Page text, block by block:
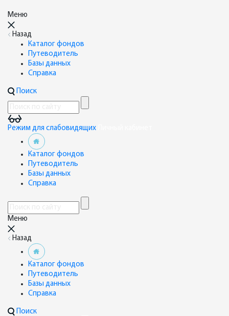
Меню
Назад
Каталог фондов
Путеводитель
Базы данных
Справка
Поиск
Режим для слабовидящих
Каталог фондов
Путеводитель
Базы данных
Справка
Меню
Назад
Каталог фондов
Путеводитель
Базы данных
Справка
Поиск